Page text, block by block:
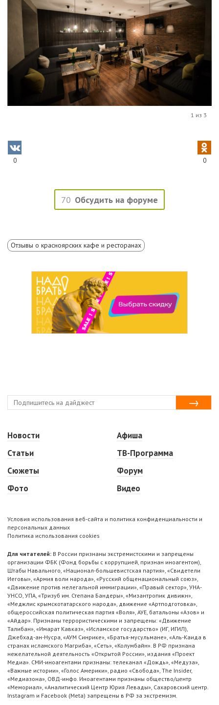
1 из 3
0 0
70 Обсудить на форуме
Отзывы о красноярских кафе и ресторанах
Новости
Статьи
Сюжеты
Фото
Афиша
ТВ-Программа
Форум
Видео
Условия использования веб-сайта и политика конфиденциальности и
персональных данных
Политика использования cookies
Для читателей: В России признаны экстремистскими и запрещены
организации ФБК (Фонд борьбы с коррупцией, признан иноагентом),
Штабы Навального, «Национал-большевистская партия», «Свидетели
Иеговы», «Армия воли народа», «Русский общенациональный союз»,
«Движение против нелегальной иммиграции», «Правый сектор», УНА-
УНСО, УПА, «Тризуб им. Степана Бандеры», «Мизантропик дивижн»,
«Меджлис крымскотатарского народа», движение «Артподготовка»,
общероссийская политическая партия «Воля», АУЕ, батальоны «Азов» и
«Айдар». Признаны террористическими и запрещены: «Движение
Талибан», «Имарат Кавказ», «Исламское государство» (ИГ, ИГИЛ),
Джебхад-ан-Нусра, «АУМ Синрике», «Братья-мусульмане», «Аль-Каида в
странах исламского Магриба», «Сеть», «Колумбайн». В РФ признана
нежелательной деятельность «Открытой России», издания «Проект
Медиа». СМИ-иноагентами признаны: телеканал «Дождь», «Медуза»,
«Важные истории», «Голос Америки», радио «Свобода», The Insider,
«Медиазона», ОВД-инфо. Иноагентами признаны общество/центр
«Мемориал», «Аналитический Центр Юрия Левады», Сахаровский центр.
Instagram и Facebook (Metа) запрещены в РФ за экстремизм.